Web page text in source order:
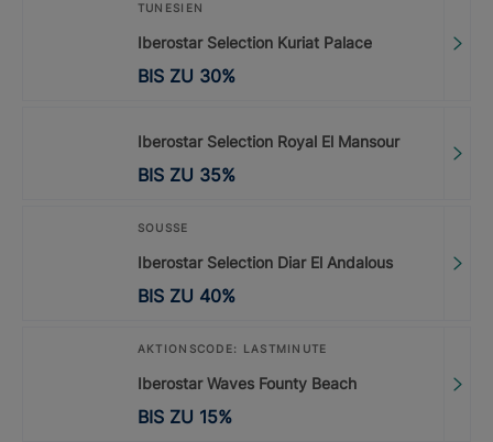
TUNESIEN
Iberostar Selection Kuriat Palace
BIS ZU 30%
Iberostar Selection Royal El Mansour
BIS ZU 35%
SOUSSE
Iberostar Selection Diar El Andalous
BIS ZU 40%
AKTIONSCODE: LASTMINUTE
Iberostar Waves Founty Beach
BIS ZU 15%